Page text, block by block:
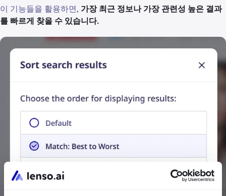
이 기능들을 활용하면, 가장 최근 정보나 가장 관련성 높은 결과
를 빠르게 찾을 수 있습니다.